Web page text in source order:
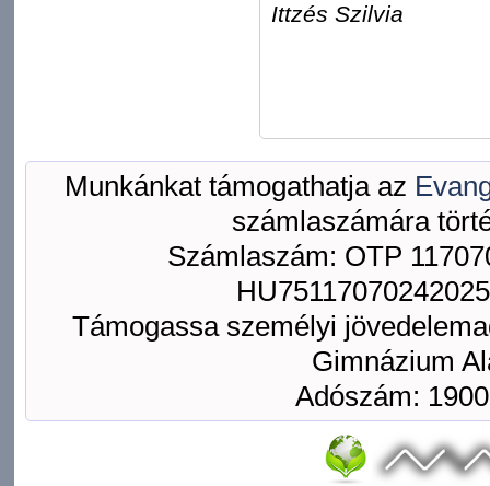
Ittzés Szilvia
Munkánkat támogathatja az
számlaszámára
Számlaszám: OTP
Támogassa személyi
Gimnázium
Adószám: